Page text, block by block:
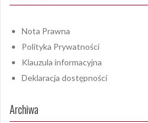
Nota Prawna
Polityka Prywatności
Klauzula informacyjna
Deklaracja dostępności
Archiwa